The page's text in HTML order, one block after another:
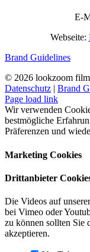
E-
Webseite:
Brand Guidelines
© 2026 lookzoom
Datenschutz | Brand
Facebook
Vimeo
YouTube
Instagram
Page load link
Wir verwenden
bestmögliche
Präferenzen und
Marketing Cookies
Drittanbieter
Die Videos auf
bei Vimeo oder
zu können sollten Sie
akzeptieren.